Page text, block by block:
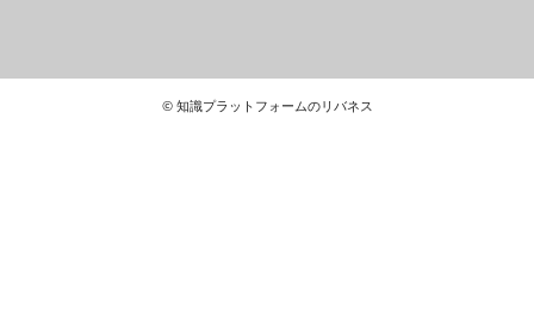
© 知識プラットフォームのリバネス